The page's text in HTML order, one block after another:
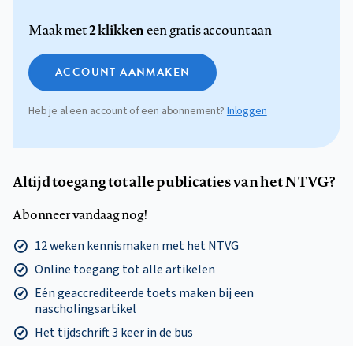
Maak met2 klikkeneen gratis account aan
ACCOUNT AANMAKEN
Heb je al een account of een abonnement? Inloggen
Altijd toegang tot alle publicaties van het NTVG?
Abonneer vandaag nog!
12 weken kennismaken met het NTVG
Online toegang tot alle artikelen
Eén geaccrediteerde toets maken bij een
nascholingsartikel
Het tijdschrift 3 keer in de bus